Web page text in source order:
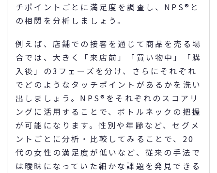
チポイントごとに満足度を調査し、NPS®と
の相関を分析しましょう。
例えば、店舗での接客を通じて商品を売る場
合では、大きく「来店前」「買い物中」「購
入後」の3フェーズを分け、さらにそれぞれ
でどのようなタッチポイントがあるかを洗い
出しましょう。NPS®をそれぞれのスコアリ
ングに活用することで、ボトルネックの把握
が可能になります。性別や年齢など、セグメ
ントごとに分析・比較してみることで、20
代の女性の満足度が低いなど、従来の手法で
は曖昧になっていた細かな課題を発見できる